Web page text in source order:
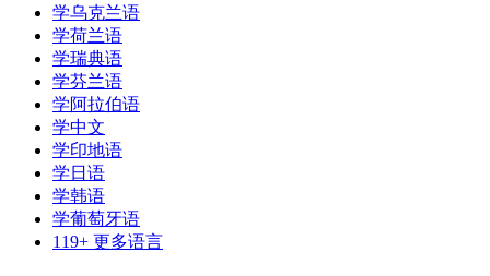
学乌克兰语
学荷兰语
学瑞典语
学芬兰语
学阿拉伯语
学中文
学印地语
学日语
学韩语
学葡萄牙语
119+ 更多语言